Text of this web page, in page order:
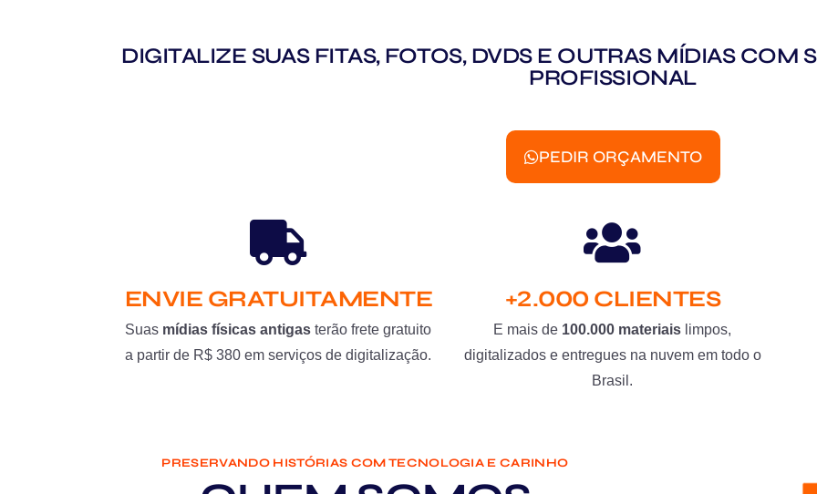
DIGITALIZE SUAS FITAS, FOTOS, DVDS E OUTRAS MÍDIAS COM
PROFISSIONAL
PEDIR ORÇAMENTO
ENVIE GRATUITAMENTE
Suas mídias físicas antigas terão frete gratuito
a partir de R$ 380 em serviços de digitalização.
+2.000 CLIENTES
E mais de 100.000 materiais limpos,
digitalizados e entregues na nuvem em todo o
Brasil.
PRESERVANDO HISTÓRIAS COM TECNOLOGIA E CARINHO